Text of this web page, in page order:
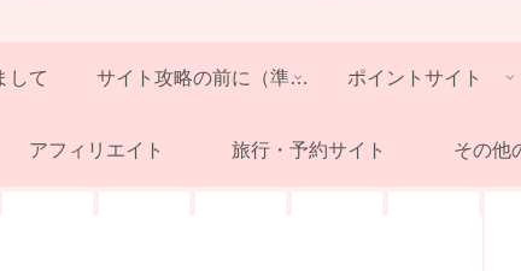
して サイト攻略の前に（準備） ポイントサイト
アフィリエイト 旅行・予約サイト その他